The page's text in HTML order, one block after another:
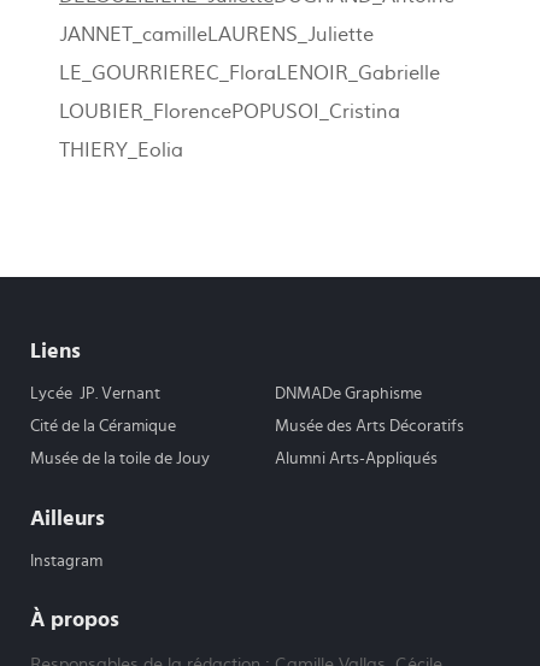
JANNET_camilleLAURENS_Juliette
LE_GOURRIEREC_FloraLENOIR_Gabrielle
LOUBIER_FlorencePOPUSOI_Cristina
THIERY_Eolia
Liens
Lycée JP. Vernant
DNMADe Graphisme
Cité de la Céramique
Musée des Arts Décoratifs
Musée de la toile de Jouy
Alumni Arts-Appliqués
Ailleurs
Instagram
À propos